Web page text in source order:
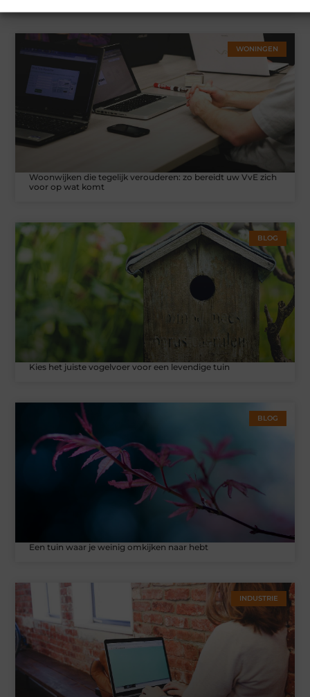
WONINGEN
Woonwijken die tegelijk verouderen: zo bereidt uw VvE zich
voor op wat komt
BLOG
Kies het juiste vogelvoer voor een levendige tuin
BLOG
Een tuin waar je weinig omkijken naar hebt
INDUSTRIE